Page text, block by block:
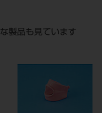
製品も見ています